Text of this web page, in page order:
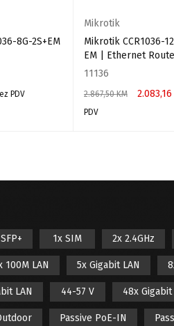
8G-2S+EM
PDV
Mikrotik
Mikrotik CCR1036-
EM | Ethernet
11136
2.867,50KM 2.083,16
PDV
1x SIM 2x 2.4GHz
100M LAN 5x Gigabit LAN
LAN 44-57 V 48x Gigabit
Passive PoE-IN